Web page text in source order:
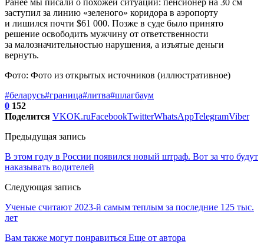
заступил за линию «зеленого» коридора в аэропорту
и лишился почти $61 000. Позже в суде было принято
решение освободить мужчину от ответственности
за малозначительностью нарушения, а изъятые деньги
вернуть.
Фото: Фото из открытых источников (иллюстративное)
#беларусь#граница#литва#шлагбаум
0 152
Поделится VKOK.ruFacebookTwitterWhatsAppTelegramViber
Предыдущая запись
В этом году в России появился новый штраф. Вот за что будут
наказывать водителей
Следующая запись
Ученые считают 2023-й самым теплым за последние 125 тыс.
лет
Вам также могут понравиться Еще от автора